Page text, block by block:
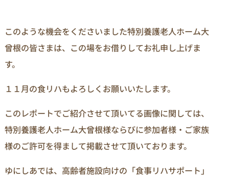
このような機会をくださいました特別養護老人ホーム大
曾根の皆さまは、この場をお借りしてお礼申し上げま
す。
１１月の食リハもよろしくお願いいたします。
このレポートでご紹介させて頂いてる画像に関しては、
特別養護老人ホーム大曾根様ならびに参加者様・ご家族
様のご許可を得まして掲載させて頂いております。
ゆにしあでは、高齢者施設向けの「食事リハサポート」